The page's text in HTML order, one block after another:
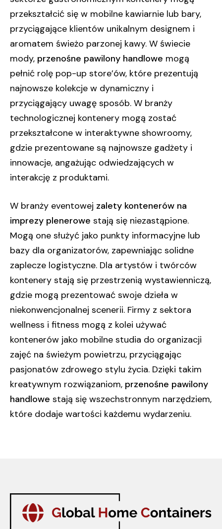
przekształcić się w mobilne kawiarnie lub bary,
przyciągające klientów unikalnym designem i
aromatem świeżo parzonej kawy. W świecie
mody, przenośne pawilony handlowe mogą
pełnić rolę pop-up store’ów, które prezentują
najnowsze kolekcje w dynamiczny i
przyciągający uwagę sposób. W branży
technologicznej kontenery mogą zostać
przekształcone w interaktywne showroomy,
gdzie prezentowane są najnowsze gadżety i
innowacje, angażując odwiedzających w
interakcję z produktami.
W branży eventowej zalety kontenerów na
imprezy plenerowe stają się niezastąpione.
Mogą one służyć jako punkty informacyjne lub
bazy dla organizatorów, zapewniając solidne
zaplecze logistyczne. Dla artystów i twórców
kontenery stają się przestrzenią wystawienniczą,
gdzie mogą prezentować swoje dzieła w
niekonwencjonalnej scenerii. Firmy z sektora
wellness i fitness mogą z kolei używać
kontenerów jako mobilne studia do organizacji
zajęć na świeżym powietrzu, przyciągając
pasjonatów zdrowego stylu życia. Dzięki takim
kreatywnym rozwiązaniom, przenośne pawilony
handlowe stają się wszechstronnym narzędziem,
które dodaje wartości każdemu wydarzeniu.